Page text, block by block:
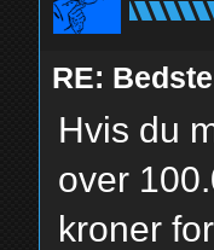
RE:
Hvis du
over
kroner